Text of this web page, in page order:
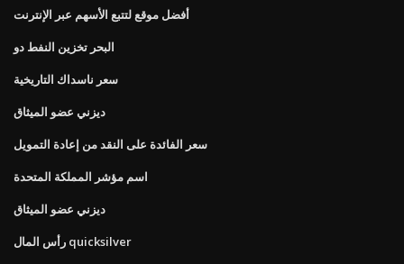
أفضل موقع لتتبع الأسهم عبر الإنترنت
البحر تخزين النفط دو
سعر ناسداك التاريخية
ديزني عضو الميثاق
سعر الفائدة على النقد من إعادة التمويل
اسم مؤشر المملكة المتحدة
ديزني عضو الميثاق
رأس المال quicksilver